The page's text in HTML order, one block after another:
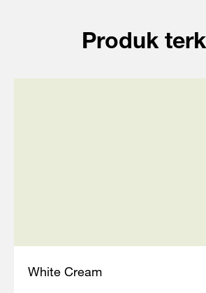
Produk
White Cream